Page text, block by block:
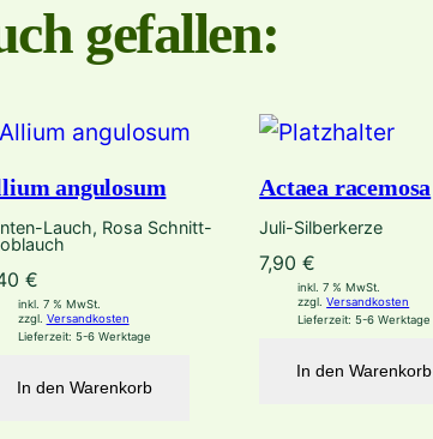
g
gefallen:
angulosum
Lauch, Rosa Schnitt-
€
inkl. 7 % MwSt.
zzgl. Versandkosten
Lieferzeit: 5-6 Werktage
In den Warenkorb
Actaea racemosa
Juli-Silberkerze
7,90€
inkl. 7 % MwSt.
zzgl.Versandkosten
Lieferzeit:5-6 Werktage
In den Warenkorb